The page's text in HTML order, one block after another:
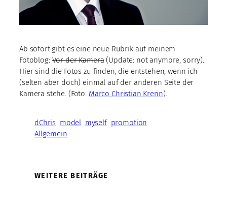
Ab sofort gibt es eine neue Rubrik auf meinem
Fotoblog:Vor der Kamera(Update: not anymore, sorry).
Hier sind die Fotos zu finden, die entstehen, wenn ich
(selten aber doch) einmal auf der anderen Seite der
Kamera stehe. (Foto: Marco Christian Krenn).
dChris model myself promotion
Allgemein
WEITERE BEITRÄGE